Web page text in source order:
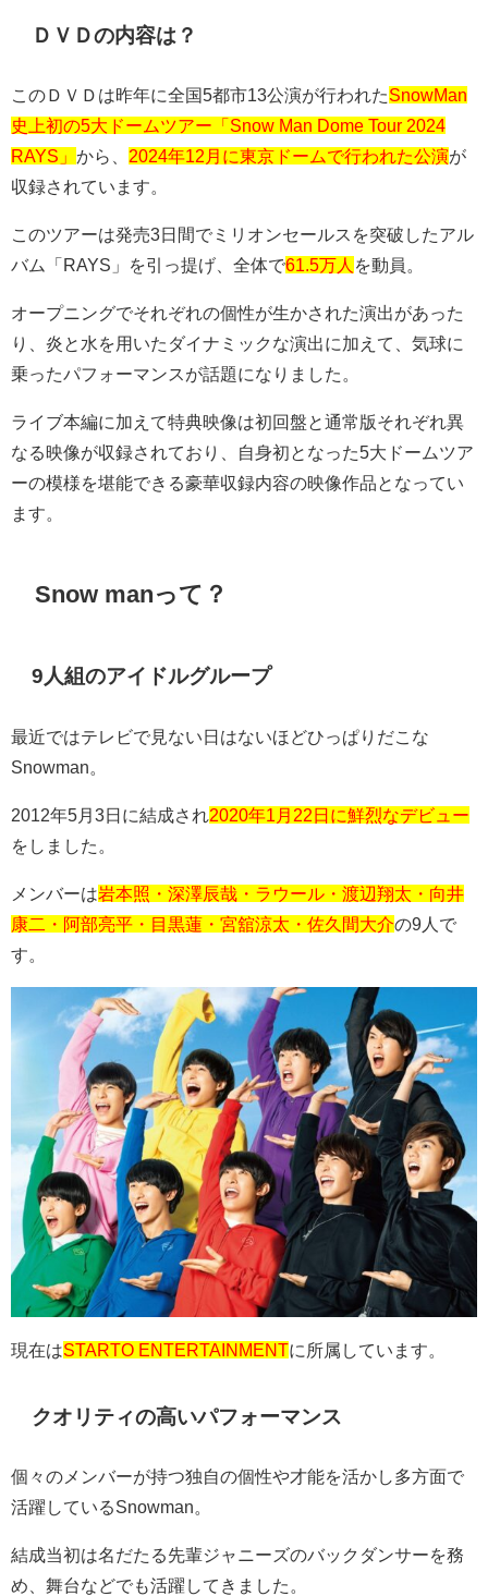
ＤＶＤの内容は？
このＤＶＤは昨年に全国 5都市13公演が行われたSnowMan
史上初の5大ドームツアー「Snow Man Dome Tour 2024
RAYS」 から、 2024年12月に東京ドームで行われた公演が
収録されています。
このツアーは発売3日間でミリオンセールスを突破したアル
バム「 RAYS 」を引っ提げ、全体で61.5万人 を動員。
オープニングでそれぞれの個性が生かされた演出があった
り、炎と水を用いたダイナミックな演出に加えて、気球に
乗ったパフォーマンスが話題になりました。
ライブ本編に加えて特典映像は初回盤と通常版それぞれ異
なる映像が収録されており、自身初となった5大ドームツア
ーの模様を堪能できる豪華収録内容の映像作品となってい
ます。
Snow manって？
9 人組のアイドルグループ
最近ではテレビで見ない日はないほどひっぱりだこな
Snowman
2012年5 月3日に結成され 2020年1月22日に鮮烈なデビュー
をしました。
メンバーは岩本照・深澤辰哉・ラウール・渡辺翔太・向井
康二・阿部亮平・目黒蓮・宮舘涼太・佐久間大介の9 人で
す。
現在はSTARTO ENTERTAINMENTに所属しています。
クオリティの高いパフォーマンス
個々のメンバーが持つ独自の個性や才能を活かし多方面で
活躍しているSnowman
結成当初は名だたる先輩ジャニーズのバックダンサーを務
め、舞台などでも活躍してきました。